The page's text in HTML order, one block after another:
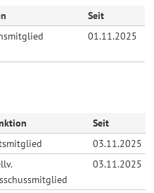
Seit
01.11.2025
Seit
03.11.2025
03.11.2025